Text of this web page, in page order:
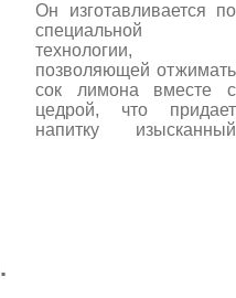
Он изготавливается по
специальной
технологии,
позволяющей отжимать
сок лимона вместе с
цедрой, что придает
напитку изысканный
.